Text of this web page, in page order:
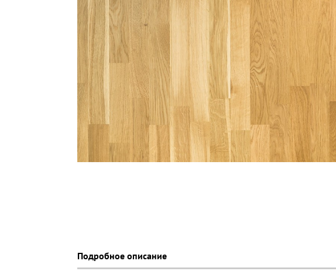
Подробное описание